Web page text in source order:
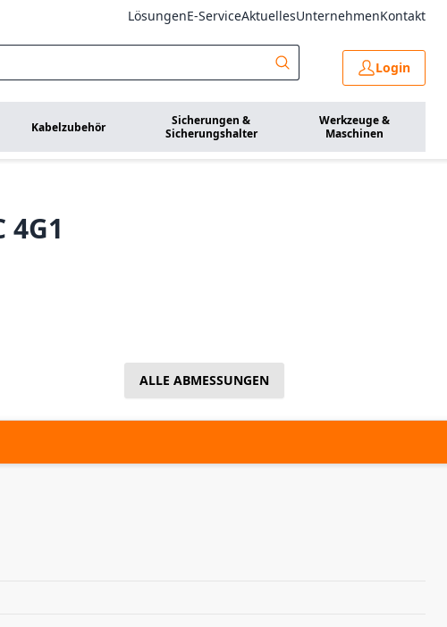
LösungenE-ServiceAktuellesUnternehmenKontakt
Login
Kabelzubehör
Sicherungen &
Sicherungshalter
Werkzeuge &
Maschinen
4G1
ALLE ABMESSUNGEN